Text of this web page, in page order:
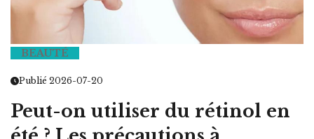
BEAUTÉ
Publié 2026-07-20
Peut-on utiliser du rétinol en